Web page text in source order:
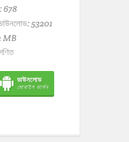
678
53201
MB
ডাউনলোড
মোবাইল ভার্সন